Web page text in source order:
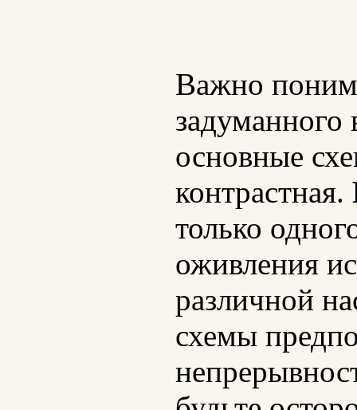
Важно
задуманного
основные
контрастная.
только
оживления
различной
схемы